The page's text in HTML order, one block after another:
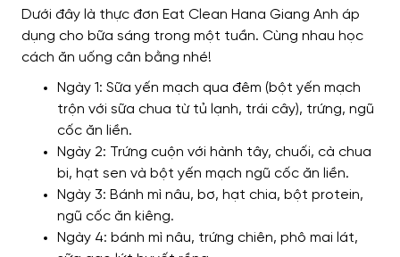
Dưới đây là thực đơn Eat Clean Hana Giang Anh áp
dụng cho bữa sáng trong một tuần. Cùng nhau học
cách ăn uống cân bằng nhé!
Ngày 1: Sữa yến mạch qua đêm (bột yến mạch
trộn với sữa chua từ tủ lạnh, trái cây), trứng, ngũ
cốc ăn liền.
Ngày 2: Trứng cuộn với hành tây, chuối, cà chua
bi, hạt sen và bột yến mạch ngũ cốc ăn liền.
Ngày 3: Bánh mì nâu, bơ, hạt chia, bột protein,
ngũ cốc ăn kiêng.
Ngày 4: bánh mì nâu, trứng chiên, phô mai lát,